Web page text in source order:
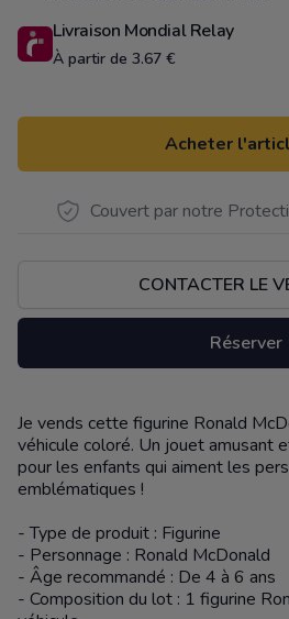
Livraison Mondial Relay
À partir de 3.67 €
Acheter
Couvert par notre
CONTACTER LE
Réserver
Description
Je vends cette figurine Ronald
véhicule coloré. Un jouet amusant
pour les enfants qui aiment les
emblématiques !
- Type de produit : Figurine
- Personnage : Ronald McDonald
- Âge recommandé : De 4 à 6 ans
- Composition du lot : 1 figurine